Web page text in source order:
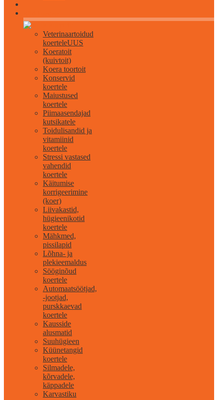
Veterinaartoidud
koerteleUUS
Koeratoit
(kuivtoit)
Koera toortoit
Konservid
koertele
Maiustused
koertele
Piimaasendajad
kutsikatele
Toidulisandid ja
vitamiinid
koertele
Stressi vastased
vahendid
koertele
Käitumise
korrigeerimine
(koer)
Liivakastid,
hügieenikotid
koertele
Mähkmed,
pissilapid
Lõhna- ja
plekieemaldus
Sööginõud
koertele
Automaatsöötjad,
-jootjad,
purskkaevad
koertele
Kausside
alusmatid
Suuhügieen
Küünetangid
koertele
Silmadele,
kõrvadele,
käppadele
Karvastiku